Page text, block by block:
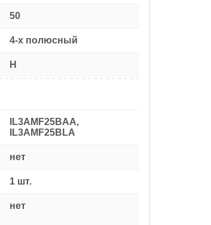
50
4-х полюсный
H
IL3AMF25BAA,
IL3AMF25BLA
нет
1 шт.
нет